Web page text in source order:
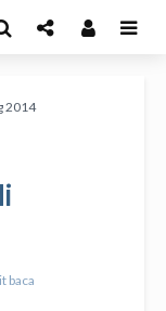
2014
baca